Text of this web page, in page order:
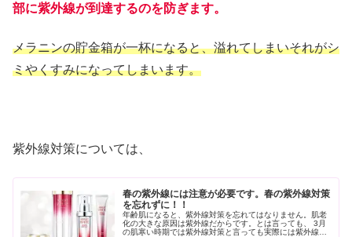
部に紫外線が到達するのを防ぎます。
メラニンの貯金箱が一杯になると、溢れてしまいそれがシ
ミやくすみになってしまいます。
紫外線対策については、
春の紫外線には注意が必要です。春の紫外線対策
を忘れずに！！
年齢肌になると、紫外線対策を忘れてはなりません。肌老
化の大きな原因は紫外線だからです。とは言っても、 3月
の肌寒い時期では紫外線対策と言っても実際には紫外線が